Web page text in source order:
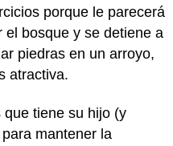
porque le parecerá
el bosque y se detiene a
piedras en un arroyo,
atractiva.
tiene su hijo (y
mantener la